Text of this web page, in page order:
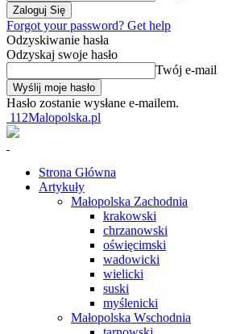
Forgot your password? Get help
Odzyskiwanie hasła
Odzyskaj swoje hasło
Twój e-mail
Hasło zostanie wysłane e-mailem.
112Malopolska.pl
Strona Główna
Artykuły
Małopolska Zachodnia
krakowski
chrzanowski
oświęcimski
wadowicki
wielicki
suski
myślenicki
Małopolska Wschodnia